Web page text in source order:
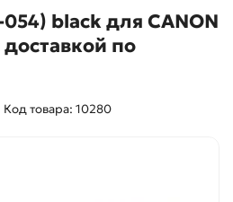
black для CANON
по
Код товара: 10280